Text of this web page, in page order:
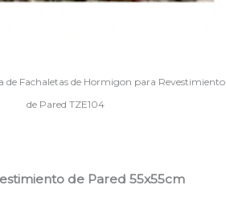
de Fachaletas de Hormigon para Revestimiento
de Pared TZE104
de Pared 55x55cm